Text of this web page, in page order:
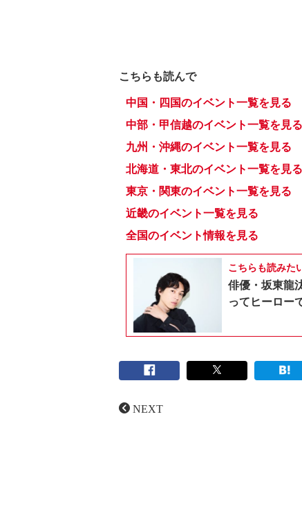
こちらも読んで
中国・四国のイベント一覧を見る
中部・甲信越のイベント一覧を見る
九州・沖縄のイベント一覧を見る
北海道・東北のイベント一覧を見る
東京・関東のイベント一覧を見る
近畿のイベント一覧を見る
全国のイベント情報を見る
こちらも読みた
俳優・坂東龍
ってヒーロー
NEXT